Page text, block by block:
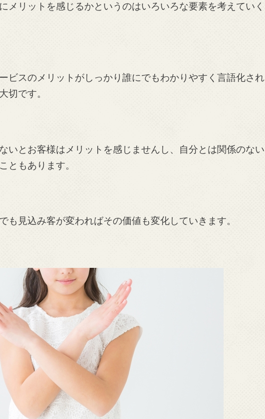
メリットを感じるかというのはいろいろな要素を考えていく
ビスのメリットがしっかり誰にでもわかりやすく言語化され
切です。
いとお客様はメリットを感じませんし、自分とは関係のない
ともあります。
も見込み客が変わればその価値も変化していきます。